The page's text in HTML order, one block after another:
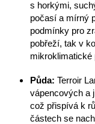
s horkými,
počasí a mírný
podmínky pro
pobřeží, tak v
mikroklimatické
Půda: Terroir
vápencových a
což přispívá k
částech se